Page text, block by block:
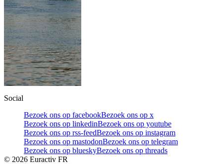
Social
Bezoek ons op facebookBezoek ons op x
Bezoek ons op linkedinBezoek ons op youtube
Bezoek ons op rss-feedBezoek ons op instagram
Bezoek ons op mastodonBezoek ons op telegram
Bezoek ons op blueskyBezoek ons op threads
© 2026 Euractiv FR